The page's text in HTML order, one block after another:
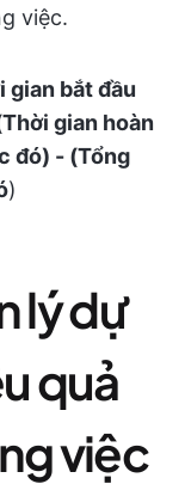
việc.
gian bắt đầu
gian hoàn
đó) - (Tổng
)
lý dự
quả
việc